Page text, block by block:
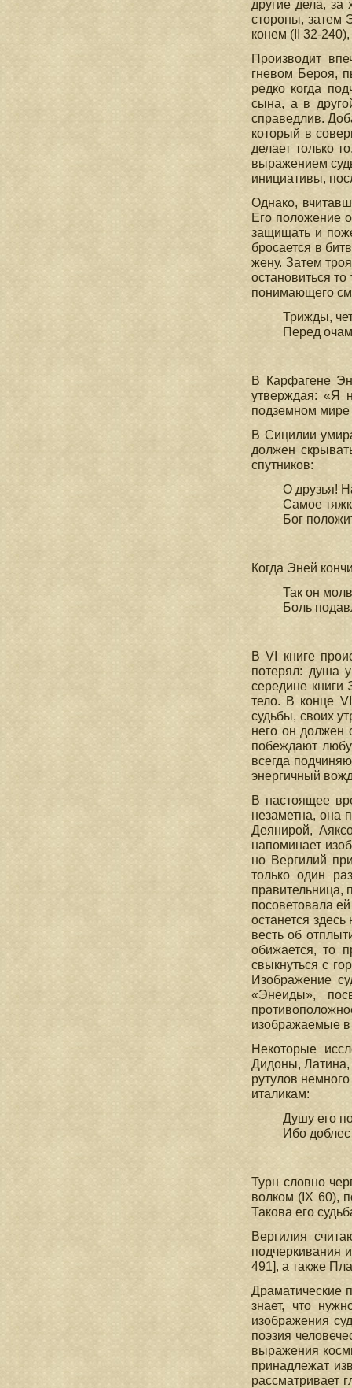
другие дела,
стороны, затем
конем (II 32-
Производит
гневом Бероя,
редко когда
сына, а в
справедлив.
который в
делает только
выражением
инициативы,
Однако,
Его положение
защищать и
бросается в
жену. Затем
остановиться
понимающего
Трижды,
Перед
В Карфагене
утверждая: «Я
подземном мире
В Сицилии
должен
спутников:
О друзья!
Самое
Бог
Когда Эней
Так он
Боль
(I
В VI книге
потерял: душа
середине книги
тело. В конце
судьбы, своих
него он должен
побеждают
всегда
энергичный
В настоящее
незаметна, она
Деянирой,
напоминает
но Вергилий
только один
правительница,
посоветовала
останется
весть об
обижается, то
свыкнуться с
Изображение
«Энеиды»,
изображаемые в
Некоторые
Дидоны, Латина,
рутулов
италикам:
Душу его
Ибо
Турн словно
волком (IX 60),
Такова его
Вергилия
подчеркивания
491], а также
Драматические
знает, что
изображения
поэзия
выражения
принадлежат
рассматривает